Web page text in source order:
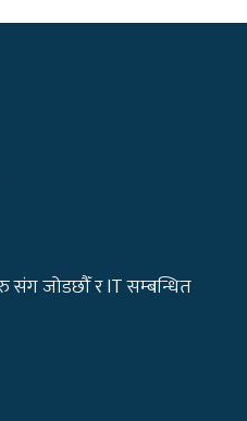
संग जोडछौँ र IT सम्बन्धित